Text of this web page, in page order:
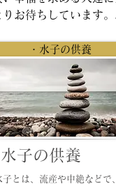
お待ちしています
・水子の供養
子の供養
子とは、流産や中絶などで